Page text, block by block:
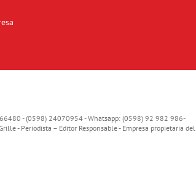
- (0598) 24070954 - Whatsapp: (0598) 92 982 986-
- Periodista – Editor Responsable - Empresa propietaria del